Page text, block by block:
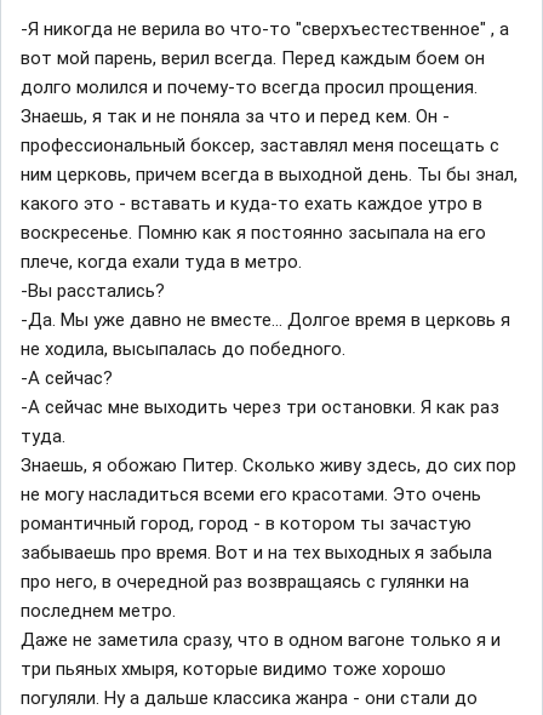
-Я никогда не верила во что-то "сверхъестественное" , а
вот мой парень, верил всегда. Перед каждым боем он
долго молился и почему-то всегда просил прощения.
Знаешь, я так и не поняла за что и перед кем. Он -
профессиональный боксер, заставлял меня посещать с
ним церковь, причем всегда в выходной день. Ты бы знал,
какого это - вставать и куда-то ехать каждое утро в
воскресенье. Помню как я постоянно засыпала на его
плече, когда ехали туда в метро.
-Вы расстались?
-Да. Мы уже давно не вместе... Долгое время в церковь я
не ходила, высыпалась до победного.
-А сейчас?
-А сейчас мне выходить через три остановки. Я как раз
туда.
Знаешь, я обожаю Питер. Сколько живу здесь, до сих пор
не могу насладиться всеми его красотами. Это очень
романтичный город, город - в котором ты зачастую
забываешь про время. Вот и на тех выходных я забыла
про него, в очередной раз возвращаясь с гулянки на
последнем метро.
Даже не заметила сразу, что в одном вагоне только я и
три пьяных хмыря, которые видимо тоже хорошо
погуляли. Ну а дальше классика жанра - они стали до